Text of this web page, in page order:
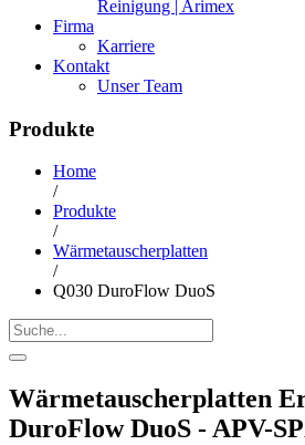
Reinigung | Arimex
Firma
Karriere
Kontakt
Unser Team
Produkte
Home
/
Produkte
/
Wärmetauscherplatten
/
Q030 DuroFlow DuoS
Wärmetauscherplatten
DuroFlow DuoS - APV-